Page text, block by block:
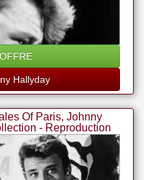
Hallyday
Of Paris, Johnny
- Reproduction
Nouveau Poster